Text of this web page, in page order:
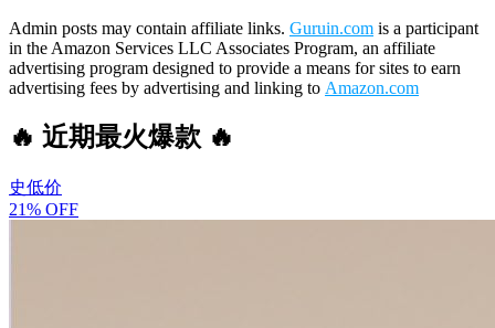
Admin posts may contain affiliate links. Guruin.com is a participant
in the Amazon Services LLC Associates Program, an affiliate
advertising program designed to provide a means for sites to earn
advertising fees by advertising and linking to Amazon.com
🔥 近期最火爆款 🔥
史低价
21% OFF